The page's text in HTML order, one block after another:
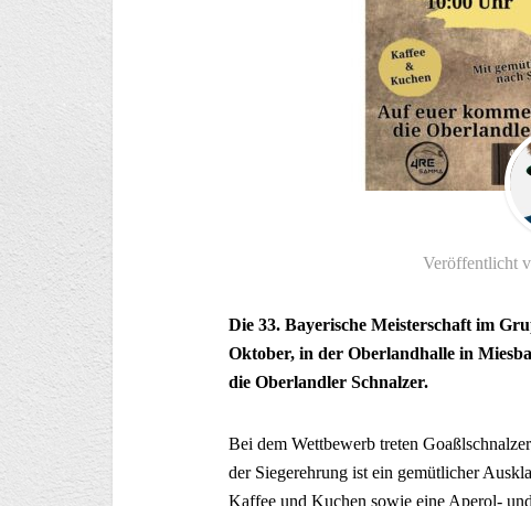
Veröffentlicht
Die 33. Bayerische Meisterschaft im
Oktober, in der Oberlandhalle in
die Oberlandler Schnalzer.
Bei dem Wettbewerb treten
der Siegerehrung ist ein gemütlicher
Kaffee und Kuchen sowie eine Aperol-